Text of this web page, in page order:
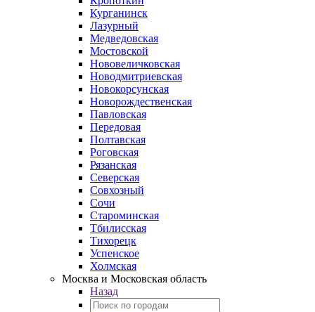
Курганинск
Лазурный
Медведовская
Мостовской
Нововеличковская
Новодмитриевская
Новокорсунская
Новорождественская
Павловская
Передовая
Полтавская
Роговская
Рязанская
Северская
Совхозный
Сочи
Староминская
Тбилисская
Тихорецк
Успенское
Холмская
Москва и Московская область
Назад